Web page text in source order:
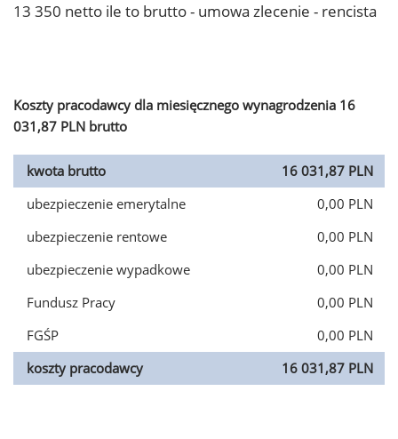
13 350 netto ile to brutto - umowa zlecenie - rencista
Koszty pracodawcy dla miesięcznego wynagrodzenia 16
031,87 PLN brutto
kwota brutto
16 031,87 PLN
ubezpieczenie emerytalne
0,00 PLN
ubezpieczenie rentowe
0,00 PLN
ubezpieczenie wypadkowe
0,00 PLN
Fundusz Pracy
0,00 PLN
FGŚP
0,00 PLN
koszty pracodawcy
16 031,87 PLN